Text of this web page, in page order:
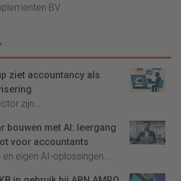
BV
ziet accountancy als
zijn...
bouwen met AI: leergang
voor accountants
en eigen AI-oplossingen...